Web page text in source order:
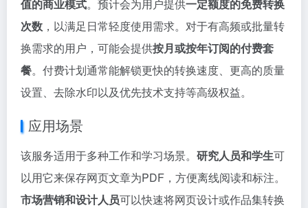
值的商业模式。预计会为用户提供一定额度的免费转换
次数 ，以满足日常轻度使用需求。对于有高频或批量转
换需求的用户，可能会提供按月或按年订阅的付费套
餐。付费计划通常能解锁更快的转换速度、更高的质量
设置、去除水印以及优先技术支持等高级权益。
应用场景
该服务适用于多种工作和学习场景。 研究人员和学生可
以用它来保存网页文章为PDF，方便离线阅读和标注。
市场营销和设计人员可以快速将网页设计或作品集转换